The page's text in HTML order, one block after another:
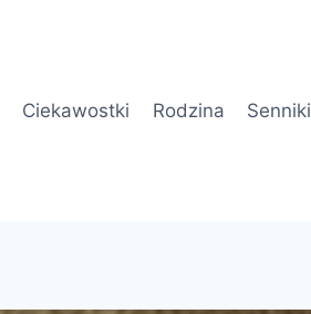
Ciekawostki Rodzina Senniki